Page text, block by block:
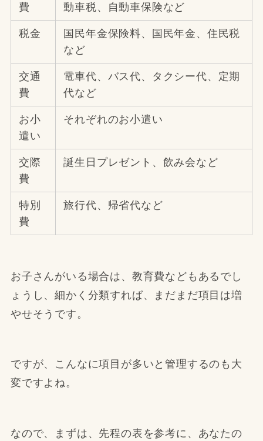
費
動車税、自動車保険など
税金
国民年金保険料、国民年金、住民税
など
交通
費
電車代、バス代、タクシー代、定期
代など
お小
遣い
それぞれのお小遣い
交際
費
誕生日プレゼント、飲み会など
特別
費
旅行代、帰省代など
お子さんがいる場合は、教育費などもあるでし
ょうし、細かく分類すれば、まだまだ項目は増
やせそうです。
ですが、こんなに項目が多いと管理するのも大
変ですよね。
なので、まずは、先程の表を参考に、あなたの